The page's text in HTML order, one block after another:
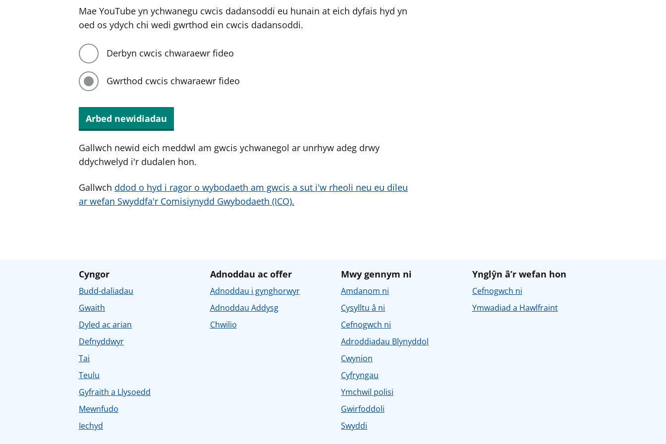
Mae YouTube yn ychwanegu cwcis dadansoddi eu hunain at eich dyfais hyd yn
oed os ydych chi wedi gwrthod ein cwcis dadansoddi.
Derbyn cwcis chwaraewr fideo
Gwrthod cwcis chwaraewr fideo
Arbed newidiadau
Gallwch newid eich meddwl am gwcis ychwanegol ar unrhyw adeg drwy
ddychwelyd i'r dudalen hon.
Gallwch ddod o hyd i ragor o wybodaeth am gwcis a sut i'w rheoli neu eu dileu
ar wefan Swyddfa'r Comisiynydd Gwybodaeth (ICO).
Cyngor
Budd-daliadau
Gwaith
Dyled ac arian
Defnyddwyr
Tai
Teulu
Gyfraith a Llysoedd
Mewnfudo
Iechyd
Adnoddau ac offer
Adnoddau i gynghorwyr
Adnoddau Addysg
Chwilio
Mwy gennym ni
Amdanom ni
Cysylltu â ni
Cefnogwch ni
Adroddiadau Blynyddol
Cwynion
Cyfryngau
Ymchwil polisi
Gwirfoddoli
Swyddi
Ynglŷn â’r wefan hon
Cefnogwch ni
Ymwadiad a Hawlfraint